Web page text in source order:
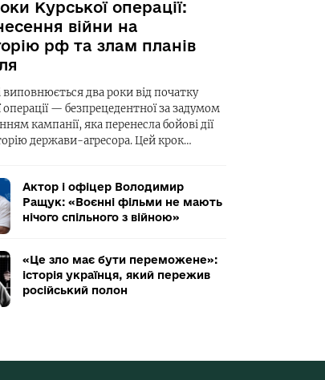
Курської операції:
війни на
рф та злам планів
виповнюється два роки від початку
операції — безпрецедентної за задумом
кампанії, яка перенесла бойові дії
держави-агресора. Цей крок…
Актор і офіцер Володимир
Ращук: «Воєнні фільми не мають
нічого спільного з війною»
«Це зло має бути переможене»:
історія українця, який пережив
російський полон